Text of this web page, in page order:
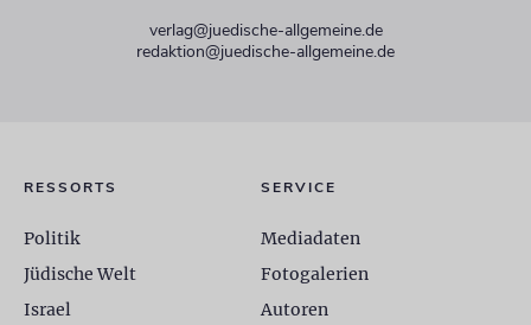
verlag@juedische-allgemeine.de
redaktion@juedische-allgemeine.de
RESSORTS
Politik
Jüdische Welt
Israel
SERVICE
Mediadaten
Fotogalerien
Autoren